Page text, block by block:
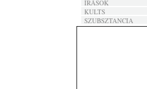
ÍRÁSOK
KULTS
SZUBSZTANCIA